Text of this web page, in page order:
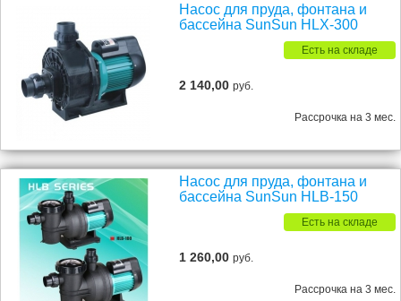
Насос для пруда, фонтана и
бассейна SunSun HLX-300
Есть на складе
2 140,00руб.
Рассрочка на 3 мес.
Насос для пруда, фонтана и
бассейна SunSun HLB-150
Есть на складе
1 260,00руб.
Рассрочка на 3 мес.